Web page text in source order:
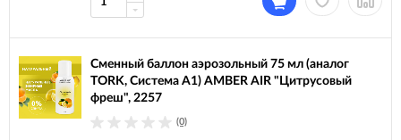
Сменный баллон аэрозольный 75 мл (аналог
TORK, Система А1) AMBER AIR "Цитрусовый
фреш", 2257
(0)